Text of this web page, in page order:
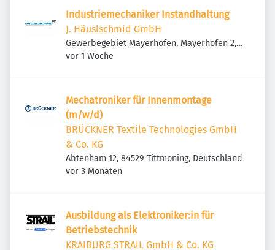
Industriemechaniker Instandhaltung
J. Häuslschmid GmbH
Gewerbegebiet Mayerhofen, Mayerhofen 2,
84529 Tittmoning-Mayerhofen, Deutschland
Veröffentlicht
vor 1 Woche
Mechatroniker für Innenmontage
(m/w/d)
BRÜCKNER Textile Technologies GmbH
& Co. KG
Abtenham 12, 84529 Tittmoning, Deutschland
Veröffentlicht:
vor 3 Monaten
Ausbildung als Elektroniker:in für
Betriebstechnik
KRAIBURG STRAIL GmbH & Co. KG